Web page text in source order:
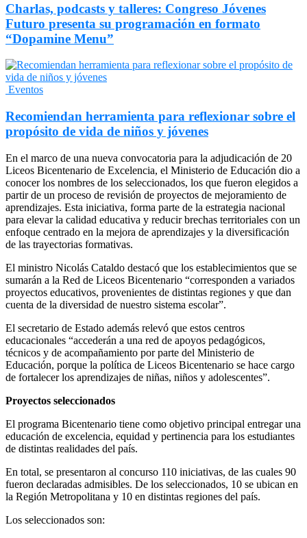
Charlas, podcasts y talleres: Congreso Jóvenes
Futuro presenta su programación en formato
“Dopamine Menu”
Eventos
Recomiendan herramienta para reflexionar sobre el
propósito de vida de niños y jóvenes
En el marco de una nueva convocatoria para la adjudicación de 20
Liceos Bicentenario de Excelencia, el Ministerio de Educación dio a
conocer los nombres de los seleccionados, los que fueron elegidos a
partir de un proceso de revisión de proyectos de mejoramiento de
aprendizajes. Esta iniciativa, forma parte de la estrategia nacional
para elevar la calidad educativa y reducir brechas territoriales con un
enfoque centrado en la mejora de aprendizajes y la diversificación
de las trayectorias formativas.
El ministro Nicolás Cataldo destacó que los establecimientos que se
sumarán a la Red de Liceos Bicentenario “corresponden a variados
proyectos educativos, provenientes de distintas regiones y que dan
cuenta de la diversidad de nuestro sistema escolar”.
El secretario de Estado además relevó que estos centros
educacionales “accederán a una red de apoyos pedagógicos,
técnicos y de acompañamiento por parte del Ministerio de
Educación, porque la política de Liceos Bicentenario se hace cargo
de fortalecer los aprendizajes de niñas, niños y adolescentes”.
Proyectos seleccionados
El programa Bicentenario tiene como objetivo principal entregar una
educación de excelencia, equidad y pertinencia para los estudiantes
de distintas realidades del país.
En total, se presentaron al concurso 110 iniciativas, de las cuales 90
fueron declaradas admisibles. De los seleccionados, 10 se ubican en
la Región Metropolitana y 10 en distintas regiones del país.
Los seleccionados son: